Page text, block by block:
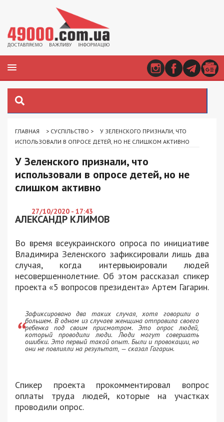
ГЛАВНАЯ > СУСПІЛЬСТВО >
У ЗЕЛЕНСКОГО ПРИЗНАЛИ, ЧТО
ИСПОЛЬЗОВАЛИ В ОПРОСЕ ДЕТЕЙ, НО НЕ СЛИШКОМ АКТИВНО
У Зеленского признали, что
использовали в опросе детей, но не
слишком активно
27/10/2020 - 17:43
АЛЕКСАНДР КЛИМОВ
Во время всеукраинского опроса по инициативе
Владимира Зеленского зафиксировали лишь два
случая, когда интервьюировали людей
несовершеннолетние. Об этом рассказал спикер
проекта «5 вопросов президента» Артем Гагарин.
Зафиксировано два таких случая, хотя говорили о
большем. В одном из случаев женщина отправила своего
ребенка под своим присмотром. Это опрос людей,
который проводили люди. Люди могут совершать
ошибки. Это первый такой опыт. Были и провокации, но
они не повлияли на результат, — сказал Гагарин.
Спикер проекта прокомментировал вопрос
оплаты труда людей, которые на участках
проводили опрос.